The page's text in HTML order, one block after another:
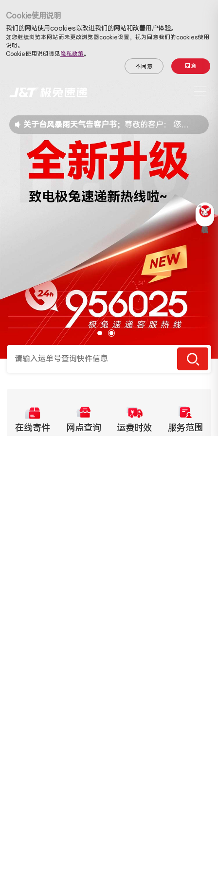
Cookie使用说明
我们的网站使用cookies以改进我们的网站和改善用户体验。
如您继续浏览本网站而未更改浏览器cookie设置，视为同意我们的cookies使用
说明。
Cookie使用说明请见 隐私政策。
不同意
同意
关于台风暴雨天气告客户书； 尊敬的客户： 您好！ 中央气象台7月10日06时继续发布台风橙色预警：今年第9号台风“巴威”于昨天晚上由超强台风级减弱为强台风级，今天早晨5点钟位于台湾省基隆市东南方大约830公里的西北太平洋洋面上，就是北纬20.4度、东经128.0度，中心附近最大风力有14级（45米/秒），中心最低气压为945百帕，七级风圈半径450~500公里，十级风圈半径280~300公里，十二级风圈半径120~180公里。预计，“巴威”将以每小时15~20公里的速度向西北方向移动，逐渐向浙闽沿海靠近，将于11日晚上在福建福清至浙江温岭一带沿海登陆（强台风级或台风级，13~15级，40~48米/秒），登陆后继续向西北方向移动，强度逐渐减弱。 受“巴威”影响，10日至12日，福建、浙江、上海、江苏等地将有明显风雨天气。大风方面，10日08时至11日08时，台湾海峡、福建沿海、浙江沿海、长江口区、杭州湾、上海沿海风力将逐渐加大到6~8级，其中浙江沿海将有9~11级大风，阵风12~13级。降雨方面，11日至12日，浙江、福建等地将有大到暴雨，其中浙江中南部、福建中北部部分地区有大暴雨，浙江南部、福建东北部等局地有特大暴雨。此外，受“巴威”远距离输送水汽影响，10日至12日，华北、东北地区也将有大到暴雨，部分地区大暴雨，局地特大暴雨；台风登陆后，其残余环流还可能继续深入内陆，江西、安徽、湖北及黄淮等地将先后出现明显降雨。 受上述天气影响，我们在以上部分地区的上门取件、快件中转、派送时效将受到不同程度的影响，由此给您带来的不便，敬请谅解。我们已启动应急预案，将密切关注台风动态，全力以赴做好快件安全防范和网络保障工作，待天气条件允许后，尽快将快件安全地送达您的手中。同时，提醒广大客户及一线员工提前做好台风、暴雨天气防范措施，减少不必要外出，注意人身安全。 感谢您长期以来对极兔速递的支持和理解！ J&T极兔速递2026年7月10日
告客户书；
尊敬的客户，您好！近期，一些不法分子通过非法手段实施诈骗。在此，我们郑重提醒广大客户：我们不会索要您的账号密码、短信验证码或要求转账。任何要求您点击不明链接、下载未知软件或要求转账汇款等行为都可能是诈骗。请切勿向他人透露您的个人信息，谨慎转账汇款。如存在疑问，请及时与当地反诈中心咨询确认，感谢您长期以来的信任与支持！极兔速递有限公司2025年8月5日
关于台风暴雨天气告客户书；尊敬的客户： 您好！ 中央气象台7月10日06时继续发布台风橙色预警：今年第9号台风“巴威”于昨天晚上由超强台风级减弱为强台风级，今天早晨5点钟位于台湾省基隆市东南方大约830公里的西北太平洋洋面上，就是北纬20.4度、东经128.0度，中心附近最大风力有14级（45米/秒），中心最低气压为945百帕，七级风圈半径450~500公里，十级风圈半径280~300公里，十二级风圈半径120~180公里。预计，“巴威”将以每小时15~20公里的速度向西北方向移动，逐渐向浙闽沿海靠近，将于11日晚上在福建福清至浙江温岭一带沿海登陆（强台风级或台风级，13~15级，40~48米/秒），登陆后继续向西北方向移动，强度逐渐减弱。 受“巴威”影响，10日至12日，福建、浙江、上海、江苏等地将有明显风雨天气。大风方面，10日08时至11日08时，台湾海峡、福建沿海、浙江沿海、长江口区、杭州湾、上海沿海风力将逐渐加大到6~8级，其中浙江沿海将有9~11级大风，阵风12~13级。降雨方面，11日至12日，浙江、福建等地将有大到暴雨，其中浙江中南部、福建中北部部分地区有大暴雨，浙江南部、福建东北部等局地有特大暴雨。此外，受“巴威”远距离输送水汽影响，10日至12日，华北、东北地区也将有大到暴雨，部分地区大暴雨，局地特大暴雨；台风登陆后，其残余环流还可能继续深入内陆，江西、安徽、湖北及黄淮等地将先后出现明显降雨。 受上述天气影响，我们在以上部分地区的上门取件、快件中转、派送时效将受到不同程度的影响，由此给您带来的不便，敬请谅解。我们已启动应急预案，将密切关注台风动态，全力以赴做好快件安全防范和网络保障工作，待天气条件允许后，尽快将快件安全地送达您的手中。同时，提醒广大客户及一线员工提前做好台风、暴雨天气防范措施，减少不必要外出，注意人身安全。 感谢您长期以来对极兔速递的支持和理解！ J&T极兔速递2026年7月10日
在线寄件 网点查询 运费时效 服务范围